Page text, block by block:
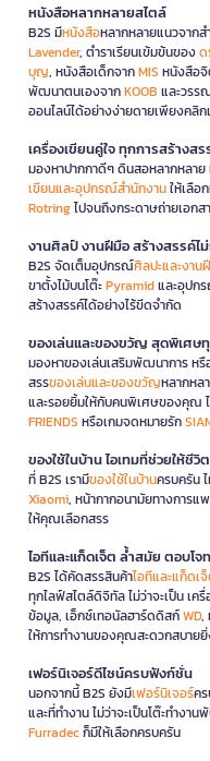
หนังสือหลากหลายสไตล์
B2S มีหนังสือหลากหลายแนวจาก
Lavender, ตำราเรียนเข้มข้นของ
บุญ, หนังสือเด็กจากMIS หนังสือจิ
พัฒนาตนเองจากKOOB และวรร
ออนไลน์ได้อย่างง่ายดายเพียงคลิก
เครื่องเขียนคู่ใจ ทุกการสร้างส
มองหาปากกาดีๆ ดินสอหลากหลา
เขียนและอุปกรณ์สำนักงานให้เลือ
Rotringไปจนถึงกระดาษถ่ายเอกส
งานศิลป์ งานฝีมือ สร้างสรรค์ไ
B2S จัดเต็มอุปกรณ์ศิลปะและงาน
ขาตั้งไม้บนโต๊ะPyramidและอุปก
สร้างสรรค์ได้อย่างไร้ขีดจำกัด
ของเล่นและของขวัญ สุดพิเศษ
มองหาของเล่นเสริมพัฒนาการ ห
สรรของเล่นและของขวัญหลากหล
และรอยยิ้มให้กับคนพิเศษของคุณ
FRIENDS หรือเกมจดหมายรัก
ของใช้ในบ้าน ไอเทมที่ช่วยให้ชี
ที่ B2S เรามีของใช้ในบ้านครบครัน
Xiaomi, หน้ากากอนามัยทางการแ
ให้คุณเลือกสรร
ไอทีและแก็ดเจ็ต ล้ำสมัย ตอบโ
B2S ได้คัดสรรสินค้าไอทีและแก็ดเ
ทุกไลฟ์สไตล์ดิจิทัล ไม่ว่าจะเป็น เค
ข้อมูล, เอ็กซ์เทอนัลฮาร์ดดิสก์WD,
ให้การทำงานของคุณสะดวกสบาย
เฟอร์นิเจอร์ดีไซน์ครบฟังก์ชั่น
นอกจากนี้ B2S ยังมีเฟอร์นิเจอร์ค
และที่ทำงาน ไม่ว่าจะเป็นโต๊ะทำงา
Furradecก็มีให้เลือกครบครัน